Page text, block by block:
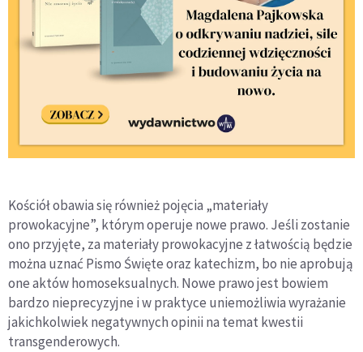
Kościół obawia się również pojęcia „materiały
prowokacyjne”, którym operuje nowe prawo. Jeśli zostanie
ono przyjęte, za materiały prowokacyjne z łatwością będzie
można uznać Pismo Święte oraz katechizm, bo nie aprobują
one aktów homoseksualnych. Nowe prawo jest bowiem
bardzo nieprecyzyjne i w praktyce uniemożliwia wyrażanie
jakichkolwiek negatywnych opinii na temat kwestii
transgenderowych.